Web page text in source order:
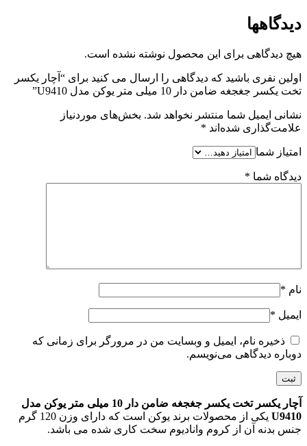
دیدگاهها
هیچ دیدگاهی برای این محصول نوشته نشده است.
اولین نفری باشید که دیدگاهی را ارسال می کنید برای “آچار یکسر
تخت یکسر جغجغه ضامن دار 10 میلی متر یوکن مدل U9410”
نشانی ایمیل شما منتشر نخواهد شد. بخش‌های موردنیاز
علامت‌گذاری شده‌اند *
امتیاز شما
دیدگاه شما *
نام *
ایمیل *
ذخیره نام، ایمیل و وبسایت من در مرورگر برای زمانی که
دوباره دیدگاهی می‌نویسم.
آچار یکسر تخت یکسر جغجغه ضامن دار 10 میلی متر یوکن مدل
U9410
یکی از محصولات برند یوکن است که دارای وزن 120 گرم
جنس بدنه آن از کروم وانادیوم سخت کاری شده می باشد.